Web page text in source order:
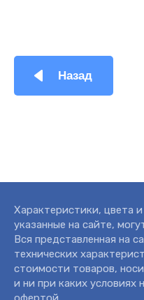
Назад
Характеристики, цвета
указанные на сайте,
Вся представленная на
технических
стоимости товаров,
и ни при каких условиях